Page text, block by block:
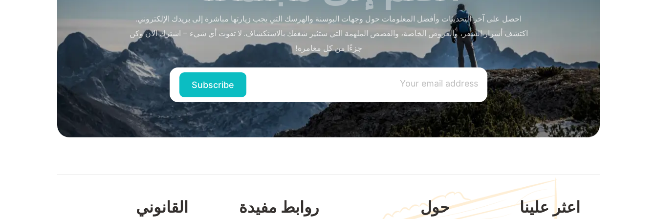
احصل على آخر التحديثات وأفضل المعلومات حول وجهات البوسنة والهرسك التي يجب زيارتها مباشرة إلى بريدك الإلكتروني.
اكتشف أسرار السفر، والعروض الخاصة، والقصص الملهمة التي ستثير شغفك بالاستكشاف. لا تفوت أي شيء – اشترك الآن وكن
جزءًا من كل مغامرة!
اعثر علينا حول روابط مفيدة القانوني